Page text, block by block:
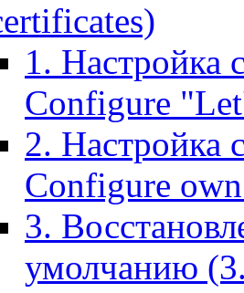
1. Настройка
Configure
2. Настройка
Configure
3.
умолчанию